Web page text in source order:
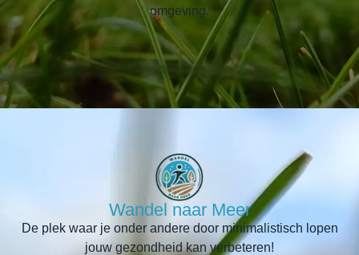
omgeving.
Wandel naar Meer
De plek waar je onder andere door minimalistisch lopen
jouw gezondheid kan verbeteren!